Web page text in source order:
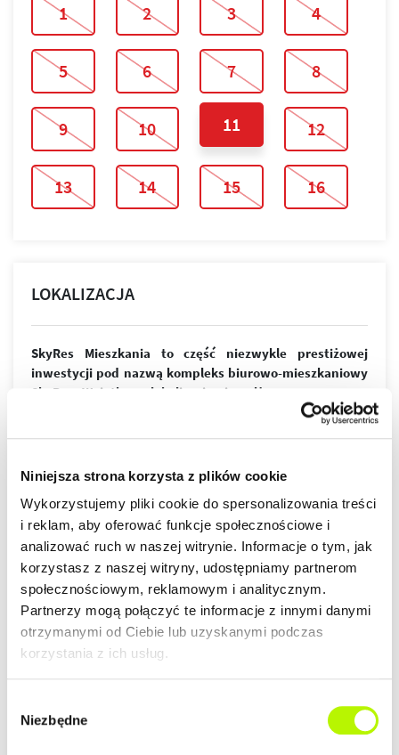
Niniejsza strona korzysta z plików cookie
Wykorzystujemy pliki cookie do spersonalizowania treści
i reklam, aby oferować funkcje społecznościowe i
analizować ruch w naszej witrynie. Informacje o tym, jak
korzystasz z naszej witryny, udostępniamy partnerom
społecznościowym, reklamowym i analitycznym.
Partnerzy mogą połączyć te informacje z innymi danymi
otrzymanymi od Ciebie lub uzyskanymi podczas
korzystania z ich usług.
zgody
Niezbędne
1 2 3 4
5 6 7 8
9 10 11 12
13 14 15 16
LOKALIZACJA
SkyRes Mieszkania to część niezwykle prestiżowej
inwestycji pod nazwą kompleks biurowo-mieszkaniowy
SkyRes. Wyjątkowa lokalizacja niemalże w samym sercu
Rzeszowa jest wprost idealna dla osób ceniących sobie
wielkomiejski styl życia. Nowoczesny design budynków,
spełnią wymagania nawet najbardziej wymagających
DOWIEDZ SIĘ WIĘCEJ O LOKALIZACJI
więcej
ZALETY LOKALIZACJI
lokalizacja w centrum
nowoczesna architektura
piękne widoki na Rzeszów